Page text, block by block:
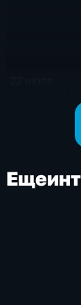
Еще